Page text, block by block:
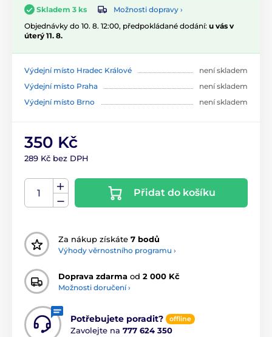
Skladem 3 ks
Možnosti dopravy ›
Objednávky do 10. 8. 12:00, předpokládané dodání: u vás v
úterý 11. 8.
Výdejní místo Hradec Králové
není skladem
Výdejní místo Praha
není skladem
Výdejní místo Brno
není skladem
350 Kč
289 Kč bez DPH
Přidat do košíku
Za nákup získáte 7 bodů
Výhody věrnostního programu ›
Doprava zdarma od 2 000 Kč
Možnosti doručení ›
Potřebujete poradit? offline
Zavolejte na 777 624 350